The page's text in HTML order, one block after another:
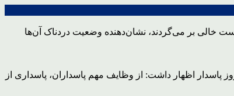
خالی بر می‌گردند، نشان‌دهنده وضعیت دردناک آن‌ها
پاسدار اظهار داشت: از وظایف مهم پاسداران، پاسداری از